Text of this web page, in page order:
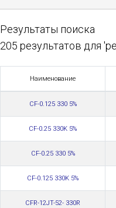
Результаты поиска
205 результатов для
Наименование
CF-0.125 330 5%
CF-0.25 330K 5%
CF-0.25 330 5%
CF-0.125 330K 5%
CFR-12JT-52- 330R